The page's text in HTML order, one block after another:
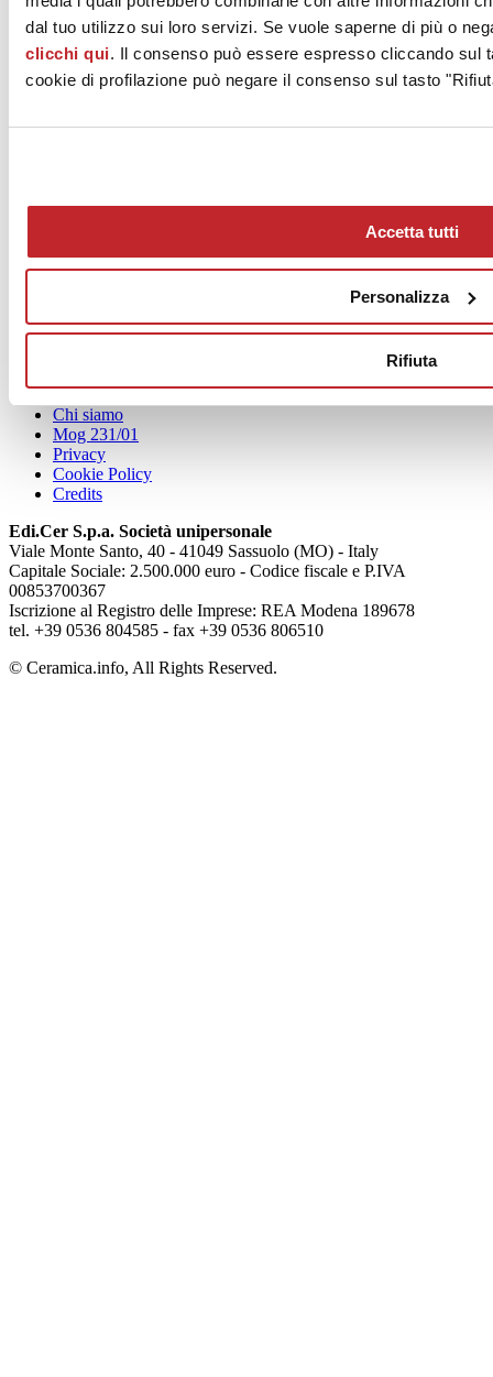
dal tuo utilizzo sui loro servizi. Se vuole saperne di più o
clicchi qui. Il consenso può essere espresso cliccando sul
cookie di profilazione può negare il consenso sul tasto
Accetta tutti
Personalizza
Rifiuta
Ceramica e il Progetto 2019
Si è conclusa l’ottava edizione del concorso La Ceramica e il
Progetto, il concorso di architettura che premia le migliori
aziende
Chi siamo
Mog 231/01
Privacy
Cookie Policy
Credits
Edi.Cer S.p.a. Società unipersonale
Viale Monte Santo, 40 - 41049 Sassuolo (MO) - Italy
Capitale Sociale: 2.500.000 euro - Codice fiscale e P.IVA
00853700367
Iscrizione al Registro delle Imprese: REA Modena 189678
tel. +39 0536 804585 - fax +39 0536 806510
© Ceramica.info, All Rights Reserved.